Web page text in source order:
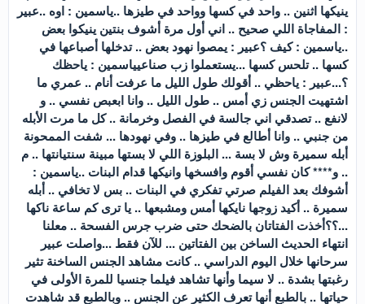
ينيكها اثنين .. واحد في كسها وواحد في طيزها ..ياسمين : اوه ..عبير
: المفاجاة اللي صحيح .. اني أول مرة أشوف بنتين ينيكوا بعض
..ياسمين : كيف ؟عبير : يمصوا نهود بعض .. تدخلها أصباعها في
كسها .. تلحس كسها ...يستعملوا زب صناعيياسمين : ياحظك
؟...عبير : ياحظي .. أقولك طول الليل ما عرفت أنام .. عمري ما
اشتهيت الجنس زي أمس .. طول الليل .. وانا ابعبص نفسي .. و
لانفع .. تصدقي اني جالسة في الفصل وخرمانة .. كل ما مرت الأبله
من جنبي .. وانا أطالع في طيزها .. وفي نهودها ... شفت الممحونة
أبله سميرة وش لا بسة ... البلوزة اللي لا بستها مبينة سنتيانتها .. م
.. و**** كان نفسي أقوم وافسخها وانيكها قدام البنات ..ياسمين :
أشوفك بعد الفيلم صرتي تفكري في البنات .. بس لا تخافي .. أبله
سميرة .. أكيد زوجها نايكها أمس ومشبعها .. يا ترى كم ساعة ناكها
...؟؟أخذت الفتاتان بالضحك حتى ضرب جرس الفسحة .. معلنا
انتهاء الحديث الساخن بين الفتاتين ... للآن فقط ...واصلت عبير
سرحانها خلال اليوم الدراسي .. كانت مشاهد الجنس الساخنة تثير
رغبتها بشدة .. لا سيما وأنها تشاهد فيلما جنسيا للمرة الأولى في
حياتها .. بالطبع أنها تعرف الكثير عن الجنس .. وبالطبع قد شاهدت